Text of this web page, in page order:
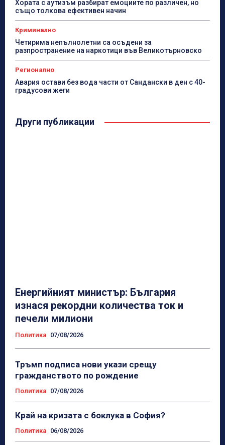
Хората с аутизъм разбират емоциите по различен, но
също толкова ефективен начин
Криминално
Четирима непълнолетни са осъдени за
разпространение на наркотици във Великотърновско
Регионално
Авария остави без вода части от Сандански в ден с 40-
градусови жеги
Други публикации
Енергийният министър: България
изнася рекордни количества ток и
печели милиони
Политика 07/08/2026
Тръмп подписа нови укази срещу
гражданството по рождение
Политика 07/08/2026
Край на кризата с боклука в София?
Политика 06/08/2026